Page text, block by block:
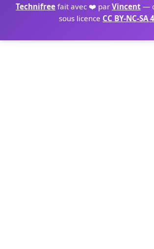
Technifree fait avec ❤️ par Vincent —
sous licence CC BY-NC-SA